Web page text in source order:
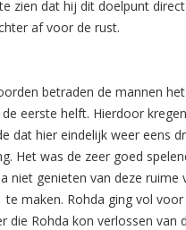
zien dat hij dit doelpunt
af voor de rust.
betraden de mannen
eerste helft. Hierdoor
dat hier eindelijk weer eens
Het was de zeer goed
niet genieten van deze
maken. Rohda ging vol
die Rohda kon verlossen van